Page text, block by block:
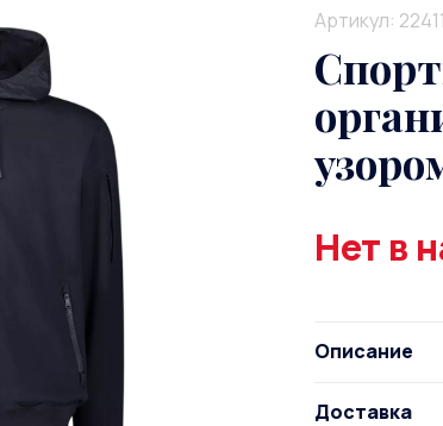
Артикул:
Нет в
Описание
Доставка